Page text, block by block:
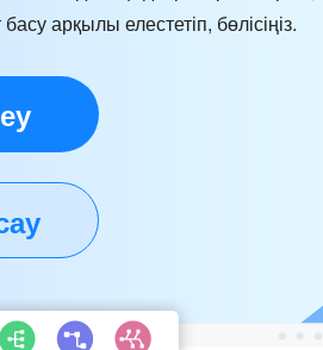
арқылы елестетіп, бөлісіңіз.